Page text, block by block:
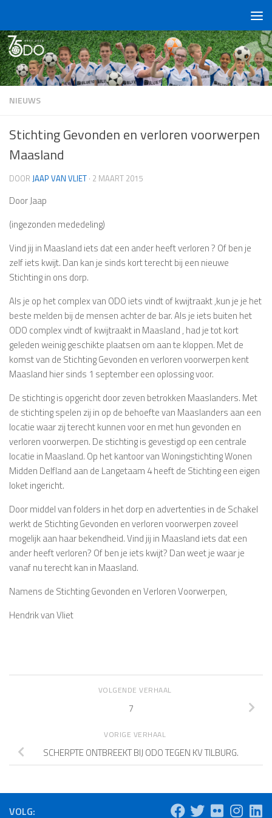
NIEUWS
Stichting Gevonden en verloren voorwerpen
Maasland
DOOR JAAP VAN VLIET · 2 MAART 2015
Door Jaap
(ingezonden mededeling)
Vind jij in Maasland iets dat een ander heeft verloren ? Of ben je
zelf iets kwijt. Dan kan je sinds kort terecht bij een nieuwe
Stichting in ons dorp.
Als je op het complex van ODO iets vindt of kwijtraakt ,kun je je het
beste melden bij de mensen achter de bar. Als je iets buiten het
ODO complex vindt of kwijtraakt in Maasland , had je tot kort
geleden weinig geschikte plaatsen om aan te kloppen. Met de
komst van de Stichting Gevonden en verloren voorwerpen kent
Maasland hier sinds 1 september een oplossing voor.
De stichting is opgericht door zeven betrokken Maaslanders. Met
de stichting spelen zij in op de behoefte van Maaslanders aan een
locatie waar zij terecht kunnen voor en met hun gevonden en
verloren voorwerpen. De stichting is gevestigd op een centrale
locatie in Maasland. Op het kantoor van Woningstichting Wonen
Midden Delfland aan de Langetaam 4 heeft de Stichting een eigen
loket ingericht.
Door middel van folders in het dorp en advertenties in de Schakel
werkt de Stichting Gevonden en verloren voorwerpen zoveel
mogelijk aan haar bekendheid. Vind jij in Maasland iets dat een
ander heeft verloren? Of ben je iets kwijt? Dan weet je waar je
vanaf nu terecht kan in Maasland.
Namens de Stichting Gevonden en Verloren Voorwerpen,
Hendrik van Vliet
VOLGENDE VERHAAL
7
VORIGE VERHAAL
SCHERPTE ONTBREEKT BIJ ODO TEGEN KV TILBURG.
VOLG: